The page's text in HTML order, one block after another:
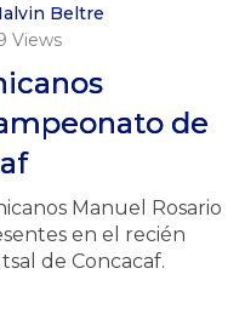
Beltre
Views
de
Manuel Rosario
en el recién
de Concacaf.